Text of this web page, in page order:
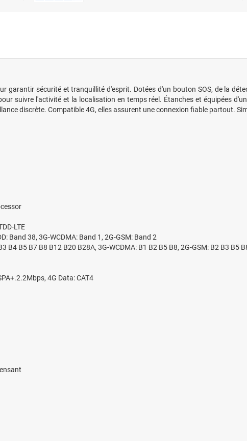
garantir sécurité et tranquillité d'esprit. Dotées d'un bouton SOS, de la
suivre l'activité et la localisation en temps réel. Étanches et équipées
discrète. Compatible 4G, elles assurent une connexion fiable partout.
LTE
Band 38, 3G-WCDMA: Band 1, 2G-GSM: Band 2
B4 B5 B7 B8 B12 B20 B28A, 3G-WCDMA: B1 B2 B5 B8, 2G-GSM: B2 B3 B5
4G Data: CAT4